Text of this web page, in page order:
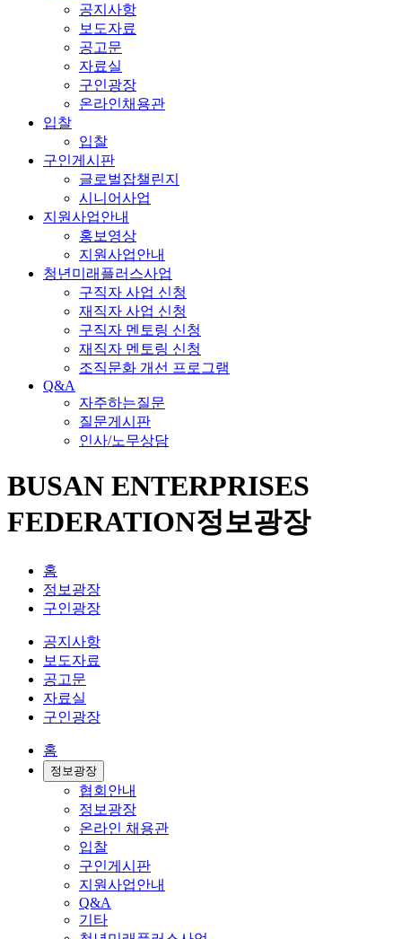
공지사항
보도자료
공고문
자료실
구인광장
온라인채용관
입찰
입찰
구인게시판
글로벌잡챌린지
시니어사업
지원사업안내
홍보영상
지원사업안내
청년미래플러스사업
구직자 사업 신청
재직자 사업 신청
구직자 멘토링 신청
재직자 멘토링 신청
조직문화 개선 프로그램
Q&A
자주하는질문
질문게시판
인사/노무상담
BUSAN ENTERPRISES
FEDERATION정보광장
홈
정보광장
구인광장
공지사항
보도자료
공고문
자료실
구인광장
홈
정보광장
협회안내
정보광장
온라인 채용관
입찰
구인게시판
지원사업안내
Q&A
기타